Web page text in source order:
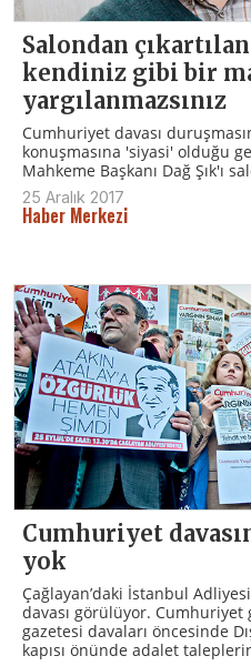
Salondan
kendiniz gibi bir
yargılanmazsınız
Cumhuriyet davası
konuşmasına 'siyasi' olduğu
Mahkeme Başkanı Dağ Şık'ı
25 Aralık 2017
Haber Merkezi
Cumhuriyet
yok
Çağlayan’daki İstanbul
davası görülüyor. Cumhuriyet
gazetesi davaları öncesinde
kapısı önünde adalet